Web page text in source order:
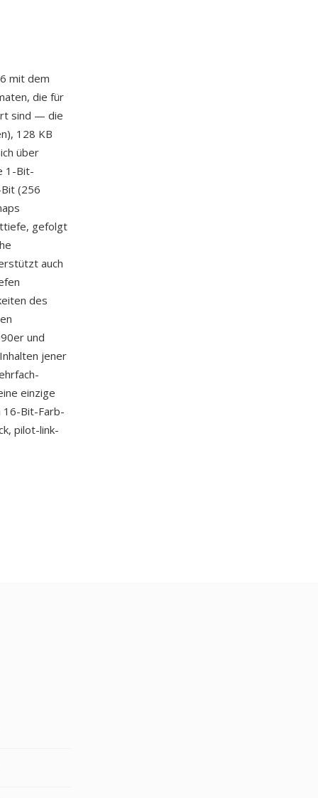
mit dem
die für
sind — die
128 KB
über
1-Bit-
(256
gefolgt
auch
des
und
jener
einzige
16-Bit-Farb-
pilot-link-